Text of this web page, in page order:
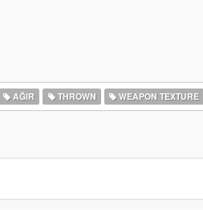
AĞIR THROWN WEAPON TEXTURE